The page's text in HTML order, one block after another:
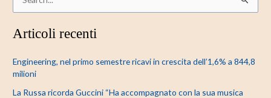
r
a
Articoli recenti
Engineering, nel primo semestre ricavi in crescita dell’1,6% a 844,8
milioni
La Russa ricorda Guccini “Ha accompagnato con la sua musica